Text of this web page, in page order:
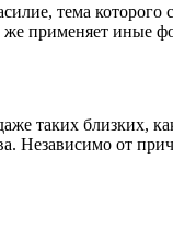
тема которого
же применяет иные
таких близких,
Независимо от